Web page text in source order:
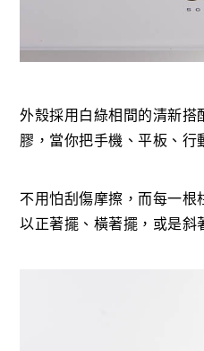
外殼採用白綠相間的清新搭
膠，當你把手機、平板、行
不用怕刮傷摩擦，而每一
以正著擺、橫著擺，或是斜